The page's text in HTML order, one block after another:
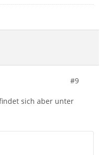
#9
sich aber unter